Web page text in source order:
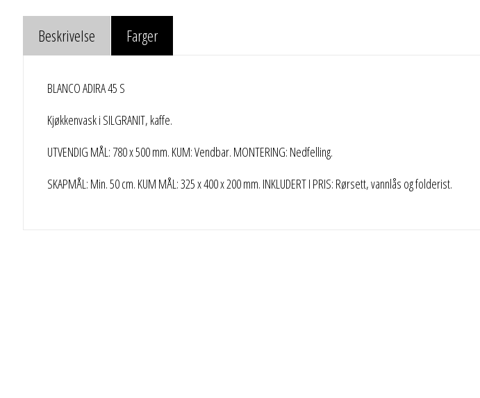
Beskrivelse Farger
BLANCO ADIRA 45 S
Kjøkkenvask i SILGRANIT, kaffe.
UTVENDIG MÅL: 780 x 500 mm. KUM: Vendbar. MONTERING: Nedfelling.
SKAPMÅL: Min. 50 cm. KUM MÅL: 325 x 400 x 200 mm. INKLUDERT I PRIS: Rørsett, vannlås og folderist.